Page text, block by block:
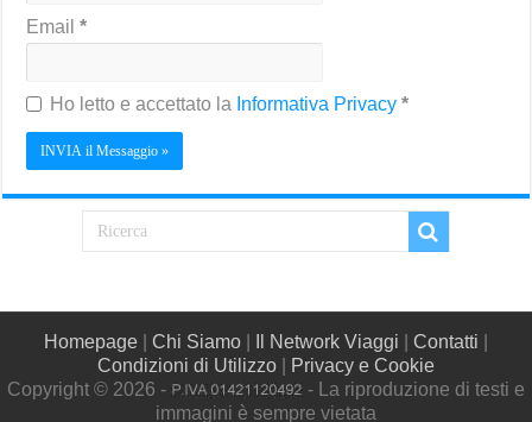
Email*
Ho letto e accettato la Informativa Privacy*
Homepage Chi Siamo Il Network Viaggi Contatti
Condizioni di Utilizzo
Privacy e Cookie
Copyright © 2026 -
- La riproduzione di testi e
immagini è sempre vietata